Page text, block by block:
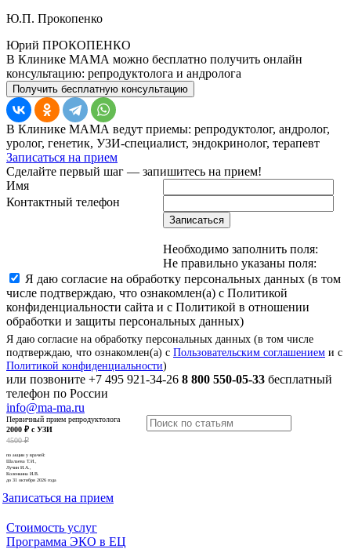
Ю.П. Прокопенко
Юрий ПРОКОПЕНКО
В Клинике МАМА можно бесплатно получить онлайн
консультацию: репродуктолога и андролога
Получить бесплатную консультацию
В Клинике МАМА ведут приемы: репродуктолог, андролог,
уролог, генетик, УЗИ-специалист, эндокринолог, терапевт
Записаться на прием
Сделайте первый шаг — запишитесь на прием!
Имя
Контактный телефон
Записаться
Необходимо заполнить поля:
Не правильно указаны поля:
Я даю согласие на обработку персональных данных (в том
числе подтверждаю, что ознакомлен(а) с Политикой
конфиденциальности сайта и с Политикой в отношении
обработки и защиты персональных данных)
Я даю согласие на обработку персональных данных (в том числе
подтверждаю, что ознакомлен(а) с Пользовательским соглашением и с
Политикой конфиденциальности)
или позвоните +7 495 921-34-26 8 800 550-05-33 бесплатный
телефон по России
info@ma-ma.ru
Первичный прием репродуктолога
2000 ₽ с УЗИ
4500 ₽
по акции у врачей:
Шалаева Т.И.,
Лучин И.А.,
Коленкина И.В.
до 31 октября 2026 года
Записаться на прием
Стоимость услуг
Программа ЭКО в ЕЦ